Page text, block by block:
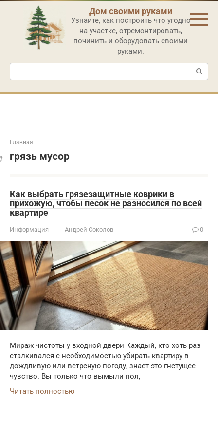
Перейти
контенту
Дом своими руками
Узнайте, как построить что угодно
на участке, отремонтировать,
починить и оборудовать своими
руками.
Поиск:
Главная
грязь мусор
Как выбрать грязезащитные коврики в
прихожую, чтобы песок не разносился по всей
квартире
Информация Андрей Соколов 0
Мираж чистоты у входной двери Каждый, кто хоть раз
сталкивался с необходимостью убирать квартиру в
дождливую или ветреную погоду, знает это гнетущее
чувство. Вы только что вымыли пол,
Читать полностью